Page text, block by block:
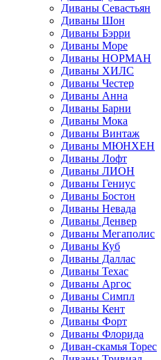
Диваны Севастьян
Диваны Шон
Диваны Бэрри
Диваны Море
Диваны НОРМАН
Диваны ХИЛС
Диваны Честер
Диваны Анна
Диваны Барни
Диваны Мока
Диваны Винтаж
Диваны МЮНХЕН
Диваны Лофт
Диваны ЛИОН
Диваны Гениус
Диваны Бостон
Диваны Невада
Диваны Денвер
Диваны Мегаполис
Диваны Куб
Диваны Даллас
Диваны Техас
Диваны Аргос
Диваны Симпл
Диваны Кент
Диваны Форт
Диваны Флорида
Диван-скамья Торес